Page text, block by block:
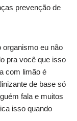
prevenção de
organismo eu não
pra você que isso
com limão é
de base só
fala e muitos
isso quando